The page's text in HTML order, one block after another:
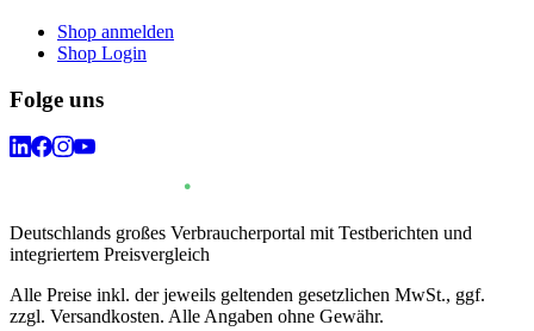
Shop anmelden
Shop Login
Folge uns
Deutschlands großes Verbraucherportal mit Testberichten und
integriertem Preisvergleich
Alle Preise inkl. der jeweils geltenden gesetzlichen MwSt., ggf.
zzgl. Versandkosten. Alle Angaben ohne Gewähr.